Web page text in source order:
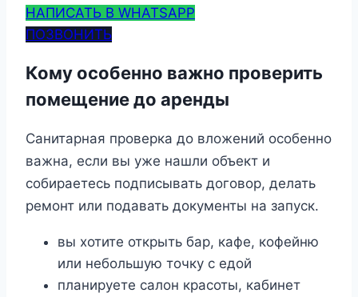
НАПИСАТЬ В WHATSAPP
ПОЗВОНИТЬ
Кому особенно важно проверить
помещение до аренды
Санитарная проверка до вложений особенно
важна, если вы уже нашли объект и
собираетесь подписывать договор, делать
ремонт или подавать документы на запуск.
вы хотите открыть бар, кафе, кофейню
или небольшую точку с едой
планируете салон красоты, кабинет